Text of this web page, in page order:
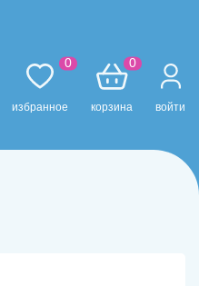
избранное
0
корзина
0
войти